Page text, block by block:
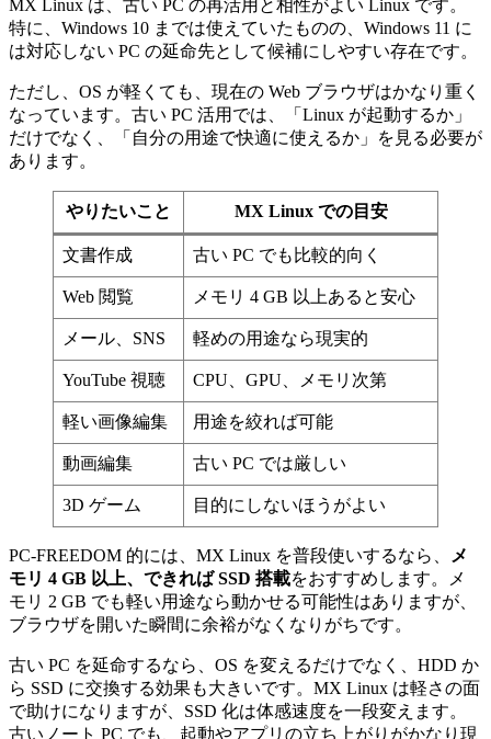
MX Linux は、古い PC の再活用と相性がよい Linux です。
特に、Windows 10 までは使えていたものの、Windows 11 に
は対応しない PC の延命先として候補にしやすい存在です。
ただし、OS が軽くても、現在の Web ブラウザはかなり重く
なっています。古い PC 活用では、「Linux が起動するか」
だけでなく、「自分の用途で快適に使えるか」を見る必要が
あります。
やりたいこと MX Linux での目安
文書作成 古い PC でも比較的向く
Web 閲覧 メモリ 4 GB 以上あると安心
メール、SNS 軽めの用途なら現実的
YouTube 視聴 CPU、GPU、メモリ次第
軽い画像編集 用途を絞れば可能
動画編集 古い PC では厳しい
3D ゲーム 目的にしないほうがよい
PC-FREEDOM 的には、MX Linux を普段使いするなら、
メ
モリ 4 GB 以上、できれば SSD 搭載をおすすめします。メ
モリ 2 GB でも軽い用途なら動かせる可能性はありますが、
ブラウザを開いた瞬間に余裕がなくなりがちです。
古い PC を延命するなら、OS を変えるだけでなく、HDD か
ら SSD に交換する効果も大きいです。MX Linux は軽さの面
で助けになりますが、SSD 化は体感速度を一段変えます。
古いノート PC でも、起動やアプリの立ち上がりがかなり現